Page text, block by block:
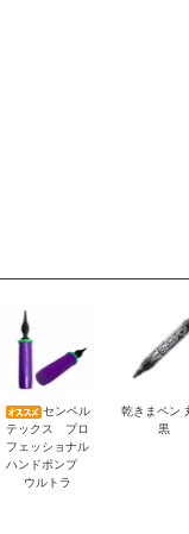
センペル
テックス プロ
フェッショナル
ハンドポンプ
ウルトラ
乾きまペン
黒